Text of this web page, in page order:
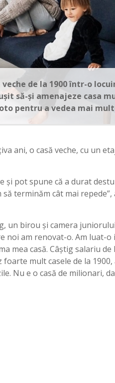
de la 1900 într-o
să-și amenajeze casa
pentru a vedea mai
ani, o casă veche, cu un
şi pot spune că a durat
terminăm cât mai
un birou şi camera
noi am renovat-o. Am luat-o
mea casă. Câştig salariu de
mult casele de la
Nu e o casă de milionari,